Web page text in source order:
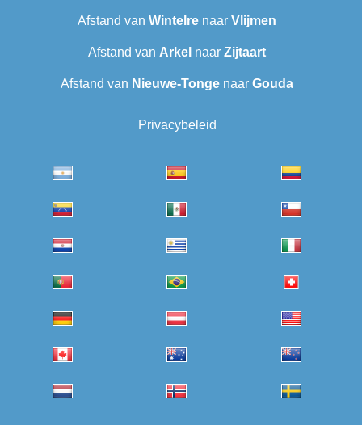
Afstand van Wintelre naar Vlijmen
Afstand van Arkel naar Zijtaart
Afstand van Nieuwe-Tonge naar Gouda
Privacybeleid